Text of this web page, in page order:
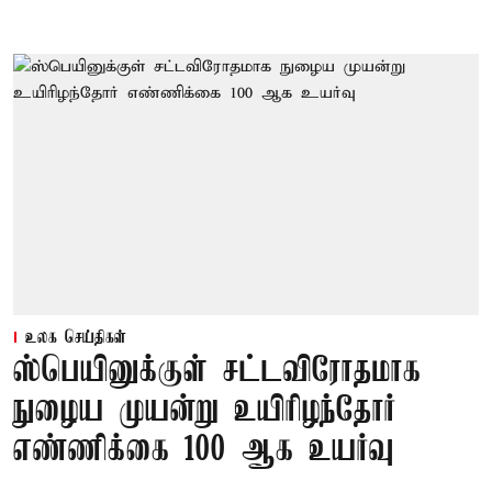
உலக செய்திகள்
ஸ்பெயினுக்குள் சட்டவிரோதமாக
நுழைய முயன்று உயிரிழந்தோர்
எண்ணிக்கை 100 ஆக உயர்வு